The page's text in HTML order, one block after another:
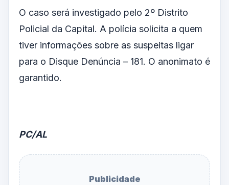
O caso será investigado pelo 2º Distrito
Policial da Capital. A polícia solicita a quem
tiver informações sobre as suspeitas ligar
para o Disque Denúncia – 181. O anonimato é
garantido.
PC/AL
Publicidade